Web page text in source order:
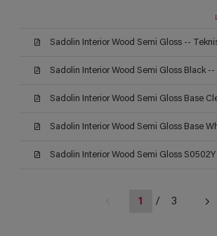
Sadolin Interior Wood Semi Gloss --
1 / 3